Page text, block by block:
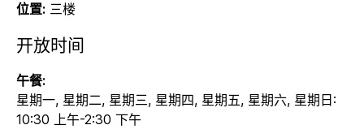
位置: 三楼
开放时间
午餐:
星期一, 星期二, 星期三, 星期四, 星期五, 星期六, 星期日:
10:30 上午-2:30 下午